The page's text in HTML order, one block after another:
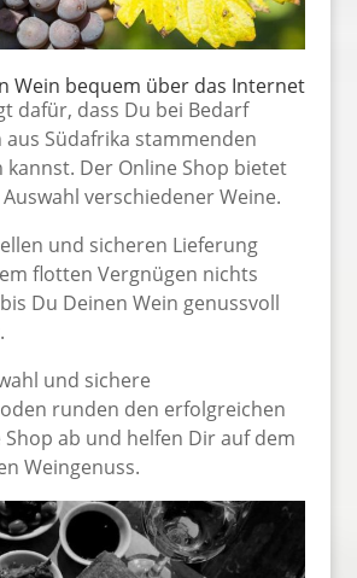
Wein bequem über das Internet
dafür, dass Du bei Bedarf
aus Südafrika stammenden
kannst. Der Online Shop bietet
verschiedener Weine.
und sicheren Lieferung
flotten Vergnügen nichts
Du Deinen Wein genussvoll
und sichere
runden den erfolgreichen
Shop ab und helfen Dir auf dem
Weingenuss.